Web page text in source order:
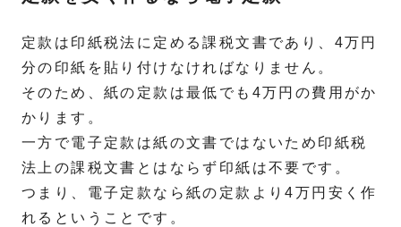
定款は印紙税法に定める課税文書であり、4万円
分の印紙を貼り付けなければなりません。
そのため、紙の定款は最低でも4万円の費用がか
かります。
一方で電子定款は紙の文書ではないため印紙税
法上の課税文書とはならず印紙は不要です。
つまり、電子定款なら紙の定款より4万円安く作
れるということです。